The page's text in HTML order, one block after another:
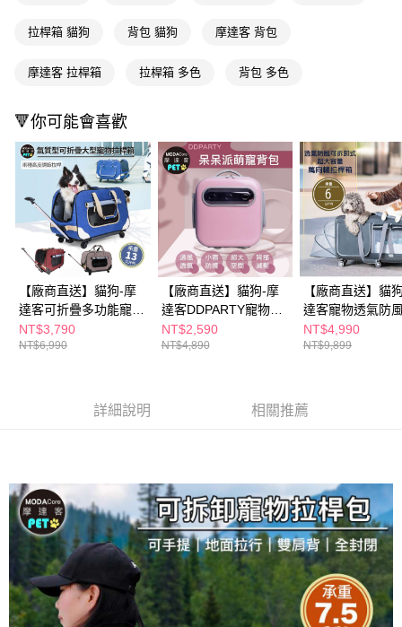
相關說明
AFTEE先享後付是「在收到商品之後才付款」的支付方式。 讓您購物簡單
２．便利：只要手機號碼，簡訊認證，即可結帳。
【「AFTEE先享後付」結帳流程】
１．於結帳方式選擇「AFTEE先享後付」後，將跳轉至「AFTEE先享後付」
結帳頁面，進行簡訊認證並確認金額後，即可完成結帳。
２．訂單成立數日內，您將收到繳費通知簡訊。
３．收到繳費通知簡訊後14天內，點擊此簡訊中的連結，可透過四大超商／
ATM／網路銀行／等多元方式進行付款，方視為交易完成。
※ 請注意：結帳手續完成當下不需立刻繳費，但若您需要取消訂單，請聯絡
購買商品的店家。未經商家同意取消之訂單仍視為有效，需透過AFTEE先享
後付繳納相關費用。
※ 交易是否成功請以「AFTEE先享後付 」之結帳頁面顯示為準，若有關於
是否繳費成功／繳費後需取消欲退款等相關疑問，請聯繫「AFTEE先享後付
客戶支援中心」
https://netprotections.freshdesk.com/support/home
易，需依本服務之必要範圍內提供個人資料，並將交易相關給付款項請求債
「AFTEE先享後付」，若未經同意申辦者引起之損失，本公司不負相關責
任。
４．使用「AFTEE先享後付」時，將依據個別帳號之用戶狀況，依本公司即
時審查核予不同之上限額度；若仍有額度不足之情形，本公司將視審查結果
請求用戶進行身份認證。
５．嚴禁一人註冊多個帳號或使用他人資訊註冊。若發現惡意使用之情形，
恩沛科技股份有限公司將有權停止該用戶之使用額度並採取法律行動。
運送方式
宅配(廠商直送🚚)
拉桿箱 貓狗 背包 貓狗 摩達客 背包
摩達客 拉桿箱 拉桿箱 多色 背包 多色
🔻你可能會喜歡
【廠商直送】貓狗-摩
達客可折疊多功能寵物
箱籠-多色任選
NT$3,790
NT$6,990
【廠商直送】貓狗-摩
達客DDPARTY寵物背
包-多色任選
NT$2,590
NT$4,890
【廠商直送】貓
達客寵物透氣防
卸式超大容量萬
桿箱
NT$4,990
NT$9,899
詳細說明 相關推薦